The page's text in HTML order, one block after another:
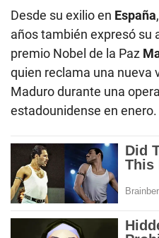
Desde su exilio en España
años también expresó su
premio Nobel de la Paz
quien reclama una nueva
Maduro durante una
estadounidense en enero.